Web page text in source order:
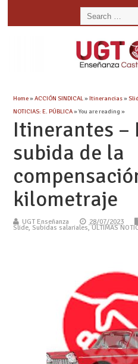
Home»ACCIÓN SINDICAL»Itinerancias»
NOTICIAS: E. PÚBLICA» You are reading »
Itinerantes –
subida de la
kilometraje
UGT Enseñanza 28/07/2023
Slide, Subidas salariales,ÚLTIMAS